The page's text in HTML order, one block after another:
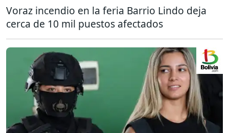
Voraz incendio en la feria Barrio Lindo deja
cerca de 10 mil puestos afectados